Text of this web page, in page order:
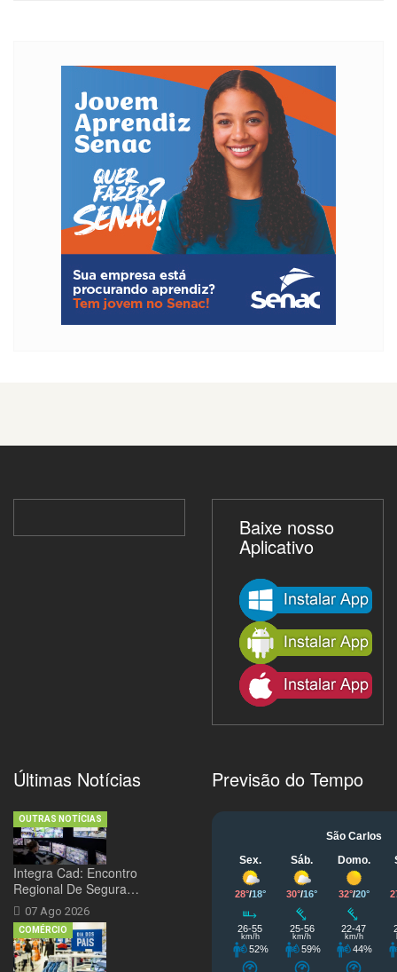
Baixe nosso
Aplicativo
Últimas Notícias
Integra Cad: Encontro
Regional De Segura…
07 Ago 2026
OUTRAS NOTÍCIAS
COMÉRCIO
Previsão do Tempo